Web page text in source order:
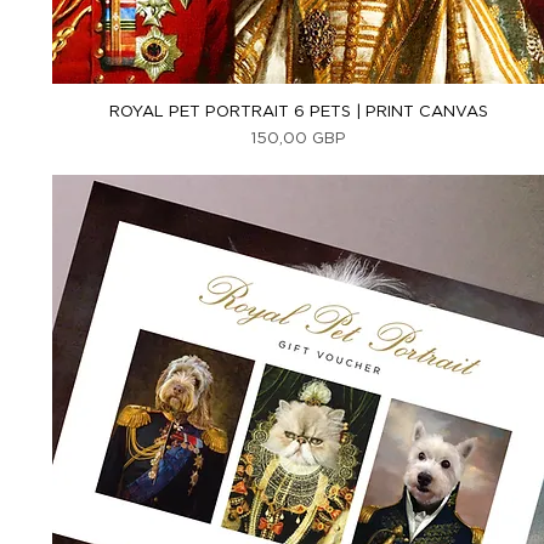
Vista rápida
ROYAL PET PORTRAIT 6 PETS | PRINT CANVAS
Precio
150,00 GBP